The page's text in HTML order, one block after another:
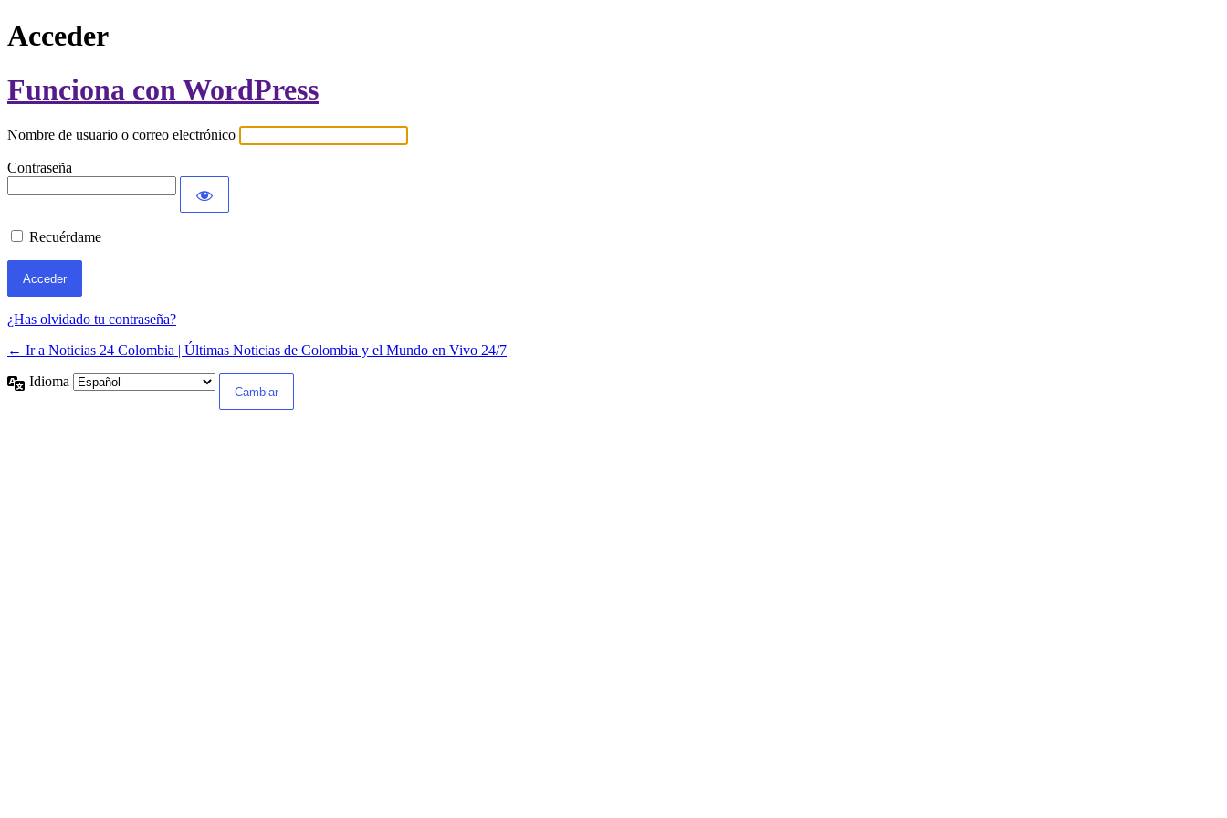
Acceder
Funciona con WordPress
Nombre de usuario o correo electrónico
Contraseña
Recuérdame
¿Has olvidado tu contraseña?
← Ir a Noticias 24 Colombia | Últimas Noticias de Colombia y el Mundo en Vivo 24/7
Idioma